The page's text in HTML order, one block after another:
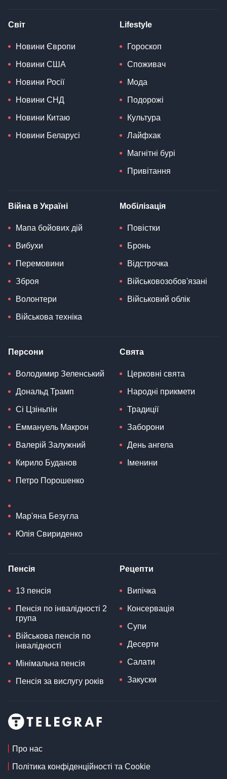
Світ
Новини Європи
Новини США
Новини Росії
Новини СНД
Новини Китаю
Новини Беларусі
Lifestyle
Гороскоп
Споживач
Мода
Подорожі
Культура
Лайфхак
Магнітні бурі
Привітання
Війна в Україні
Мапа бойових дій
Вибухи
Перемовини
Зброя
Волонтери
Військова техніка
Мобілізація
Повістки
Бронь
Відстрочка
Військовозобов'язані
Військовий облік
Персони
Володимир Зеленський
Дональд Трамп
Сі Цзіньпін
Еммануель Макрон
Валерій Залужний
Кирило Буданов
Петро Порошенко
Мар'яна Безугла
Юлія Свириденко
Свята
Церковні свята
Народні прикмети
Традиції
Заборони
День ангела
Іменини
Пенсія
13 пенсія
Пенсія по інвалідності 2
група
Військова пенсія по
інвалідності
Мінімальна пенсія
Пенсія за вислугу років
Рецепти
Випічка
Консервація
Супи
Десерти
Салати
Закуски
Про нас
Політика конфіденційності та Cookie